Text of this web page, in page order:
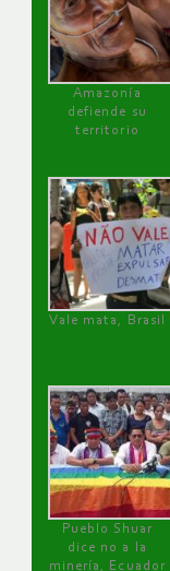
Amazonía
defiende su
territorio
Vale mata, Brasil
Pueblo Shuar
dice no a la
minería, Ecuador